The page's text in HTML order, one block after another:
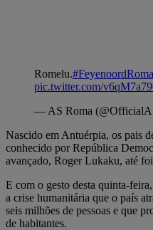
Romelu.#FeyenoordRoma
pic.twitter.com/
— AS Roma
Nascido em Antuérpia, os pais
conhecido por República
avançado, Roger Lukaku, até
E com o gesto desta quinta-
a crise humanitária que o país
seis milhões de pessoas e que
de habitantes.